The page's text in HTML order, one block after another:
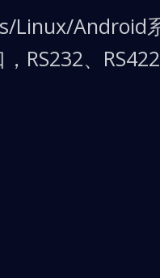
Linux/Android
RS232、